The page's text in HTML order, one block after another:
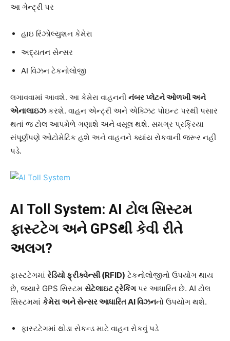
આ ગેન્ટ્રી પર
હાઇ રિઝોલ્યુશન કેમેરા
અદ્યતન સેન્સર
AI વિઝન ટેકનોલોજી
લગાવવામાં આવશે. આ કેમેરા વાહનની નંબર પ્લેટને ઓળખી અને
એનાલાઇઝકરશે. વાહન એન્ટ્રી અને એક્ઝિટ પોઇન્ટ પરથી પસાર
થતાં જ ટોલ આપમેળે ગણાશે અને વસૂલ થશે. સમગ્ર પ્રક્રિયા
સંપૂર્ણપણે ઓટોમેટિક હશે અને વાહનને ક્યાંય રોકવાની જરૂર નહીં
પડે.
AI Toll System: AI ટોલ સિસ્ટમ
ફાસ્ટટેગ અને GPSથી કેવી રીતે
અલગ?
ફાસ્ટટેગમાં રેડિયો ફ્રીક્વેન્સી (RFID) ટેકનોલોજીનો ઉપયોગ થાય
છે, જ્યારે GPS સિસ્ટમ સેટેલાઇટ ટ્રેકિંગ પર આધારિત છે. AI ટોલ
સિસ્ટમમાં કેમેરા અને સેન્સર આધારિત AI વિઝનનો ઉપયોગ થશે.
ફાસ્ટટેગમાં થોડા સેકન્ડ માટે વાહન રોકવું પડે